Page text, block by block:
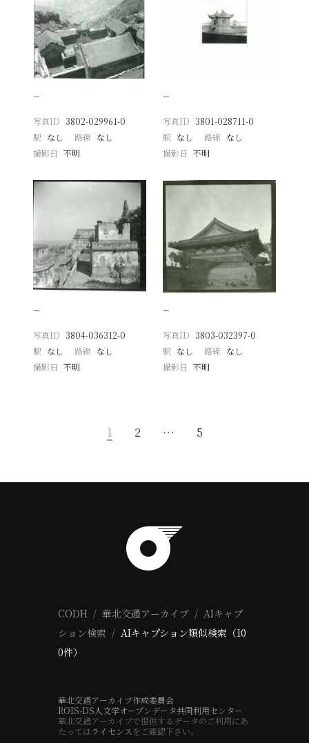
−
写真ID 3802-029961-0
駅 なし 路線 なし
撮影日
不明
−
写真ID 3801-028711-0
駅 なし 路線 なし
撮影日 不明
−
写真ID 3804-036312-0
駅 なし 路線 なし
撮影日
不明
−
写真ID 3803-032397-0
駅 なし 路線 なし
撮影日 不明
1 2 … 5
CODH 華北交通アーカイブ
AIキャプ
ション検索
AIキャプション類似検索（10
0件）
華北交通アーカイブ作成委員会
ROIS-DS人文学オープンデータ共同利用センター
華北交通アーカイブで提供するデータのご利用にあ
たってはライセンス をご確認下さい。